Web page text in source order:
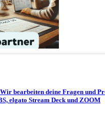
bearbeiten deine Fragen und
elgato Stream Deck und ZOOM